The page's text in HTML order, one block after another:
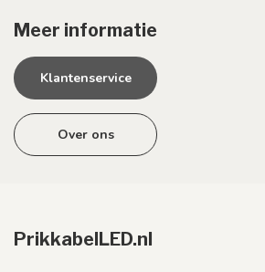
Meer informatie
Klantenservice
Over ons
PrikkabelLED.nl